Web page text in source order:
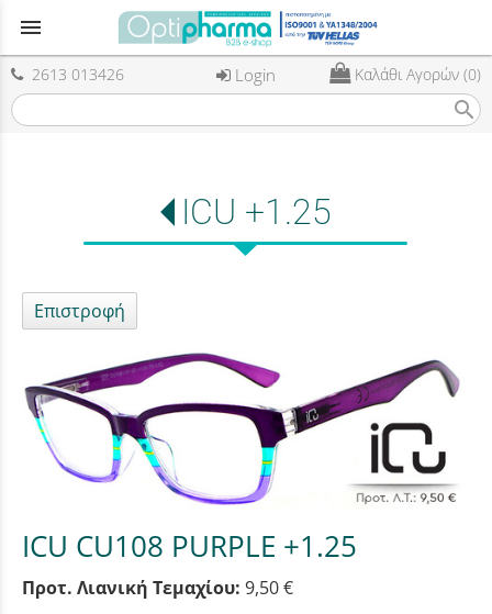
menu
2613 013426 Login Καλάθι Αγορών (0)
search
ICU +1.25
Επιστροφή
ICU CU108 PURPLE +1.25
Προτ. Λιανική Τεμαχίου: 9,50 €